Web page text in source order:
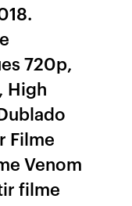
720p,
High
Filme
Venom
filme